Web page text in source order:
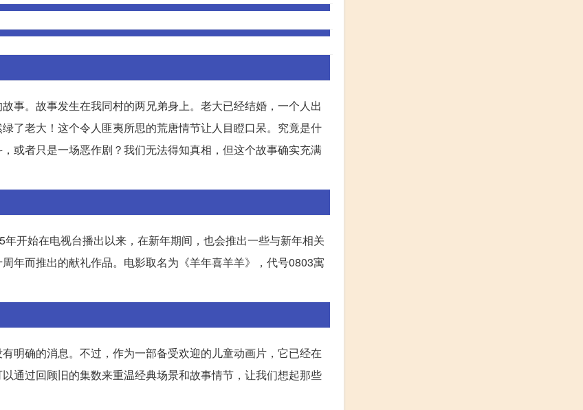
事。故事发生在我同村的两兄弟身上。老大已经结婚，一个人出
了老大！这个令人匪夷所思的荒唐情节让人目瞪口呆。究竟是什
或者只是一场恶作剧？我们无法得知真相，但这个故事确实充满
开始在电视台播出以来，在新年期间，也会推出一些与新年相关
年而推出的献礼作品。电影取名为《羊年喜羊羊》，代号0803寓
明确的消息。不过，作为一部备受欢迎的儿童动画片，它已经在
通过回顾旧的集数来重温经典场景和故事情节，让我们想起那些